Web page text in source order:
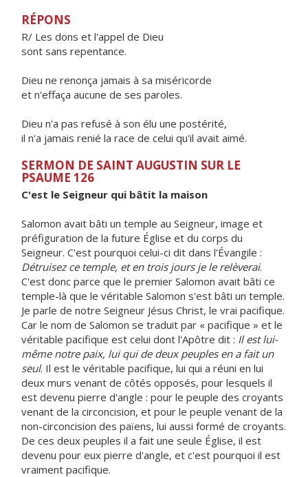
RÉPONS
R/ Les dons et l'appel de Dieu
sont sans repentance.
Dieu ne renonça jamais à sa miséricorde
et n'effaça aucune de ses paroles.
Dieu n'a pas refusé à son élu une postérité,
il n'a jamais renié la race de celui qu'il avait aimé.
SERMON DE SAINT AUGUSTIN SUR LE
PSAUME 126
C'est le Seigneur qui bâtit la maison
Salomon avait bâti un temple au Seigneur, image et
préfiguration de la future Église et du corps du
Seigneur. C'est pourquoi celui-ci dit dans l'Évangile :
Détruisez ce temple, et en trois jours je le relèverai.
C'est donc parce que le premier Salomon avait bâti ce
temple-là que le véritable Salomon s'est bâti un temple.
Je parle de notre Seigneur Jésus Christ, le vrai pacifique.
Car le nom de Salomon se traduit par « pacifique » et le
véritable pacifique est celui dont l'Apôtre dit : Il est lui-
même notre paix, lui qui de deux peuples en a fait un
seul. Il est le véritable pacifique, lui qui a réuni en lui
deux murs venant de côtés opposés, pour lesquels il
est devenu pierre d'angle : pour le peuple des croyants
venant de la circoncision, et pour le peuple venant de la
non-circoncision des païens, lui aussi formé de croyants.
De ces deux peuples il a fait une seule Église, il est
devenu pour eux pierre d'angle, et c'est pourquoi il est
vraiment pacifique.